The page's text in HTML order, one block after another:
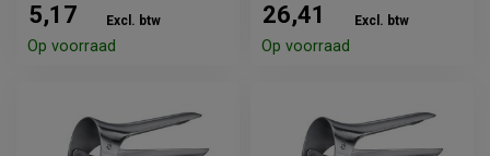
5,17 Excl. btw
Op voorraad
26,41 Excl. btw
Op voorraad